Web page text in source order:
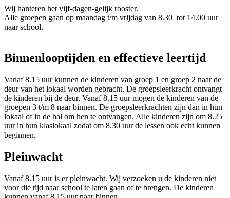
Wij hanteren het vijf-dagen-gelijk rooster.
Alle groepen gaan op maandag t/m vrijdag van 8.30 tot 14.00 uur
naar school.
Binnenlooptijden en effectieve leertijd
Vanaf 8.15 uur kunnen de kinderen van groep 1 en groep 2 naar de
deur van het lokaal worden gebracht. De groepsleerkracht ontvangt
de kinderen bij de deur. Vanaf 8.15 uur mogen de kinderen van de
groepen 3 t/m 8 naar binnen. De groepsleerkrachten zijn dan in hun
lokaal of in de hal om hen te ontvangen. Alle kinderen zijn om 8.25
uur in hun klaslokaal zodat om 8.30 uur de lessen ook echt kunnen
beginnen.
Pleinwacht
Vanaf 8.15 uur is er pleinwacht. Wij verzoeken u de kinderen niet
voor die tijd naar school te laten gaan of te brengen. De kinderen